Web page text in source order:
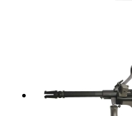
M17 COLOR